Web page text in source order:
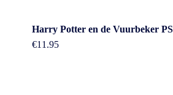
Harry Potter en de Vuurbeker
€11.95